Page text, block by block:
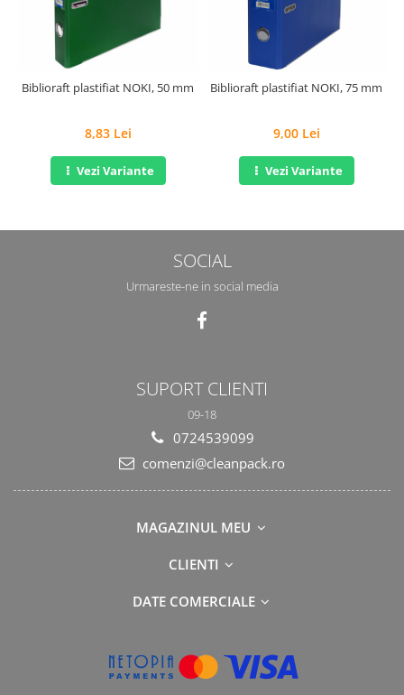
Biblioraft plastifiat NOKI, 50 mm
8,83 Lei
Vezi Variante
Biblioraft plastifiat NOKI, 75 mm
9,00 Lei
Vezi Variante
SOCIAL
Urmareste-ne in social media
SUPORT CLIENTI
09-18
0724539099
comenzi@cleanpack.ro
MAGAZINUL MEU
CLIENTI
DATE COMERCIALE